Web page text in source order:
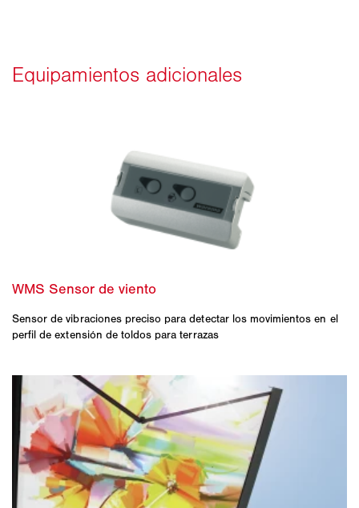
Sensor de vibraciones preciso para detectar los movimientos en el
perfil de extensión de toldos para terrazas